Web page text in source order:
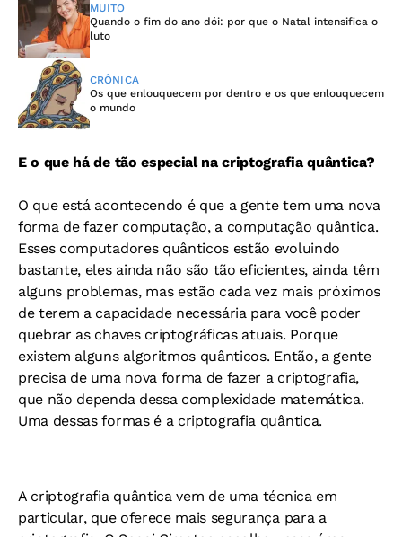
MUITO
Quando o fim do ano dói: por que o Natal intensifica o
luto
CRÔNICA
Os que enlouquecem por dentro e os que enlouquecem
o mundo
E o que há de tão especial na criptografia quântica?
O que está acontecendo é que a gente tem uma nova
forma de fazer computação, a computação quântica.
Esses computadores quânticos estão evoluindo
bastante, eles ainda não são tão eficientes, ainda têm
alguns problemas, mas estão cada vez mais próximos
de terem a capacidade necessária para você poder
quebrar as chaves criptográficas atuais. Porque
existem alguns algoritmos quânticos. Então, a gente
precisa de uma nova forma de fazer a criptografia,
que não dependa dessa complexidade matemática.
Uma dessas formas é a criptografia quântica.
A criptografia quântica vem de uma técnica em
particular, que oferece mais segurança para a